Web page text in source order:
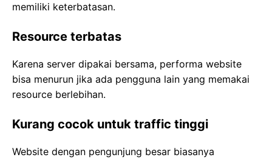
memiliki keterbatasan.
Resource terbatas
Karena server dipakai bersama, performa website
bisa menurun jika ada pengguna lain yang memakai
resource berlebihan.
Kurang cocok untuk traffic tinggi
Website dengan pengunjung besar biasanya